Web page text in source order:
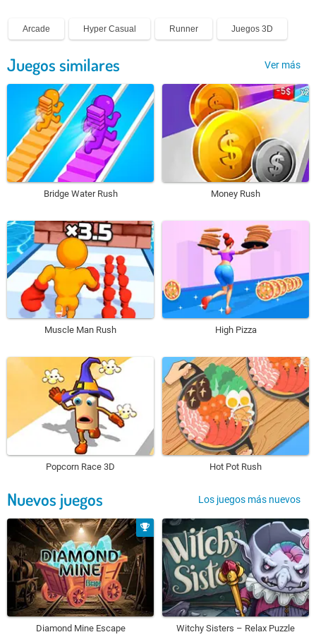
Arcade Hyper Casual Runner Juegos 3D
Juegos similares Ver más
Bridge Water Rush Money Rush
Muscle Man Rush High Pizza
Popcorn Race 3D Hot Pot Rush
Nuevos juegos Los juegos más nuevos
Diamond Mine Escape Witchy Sisters – Relax Puzzle